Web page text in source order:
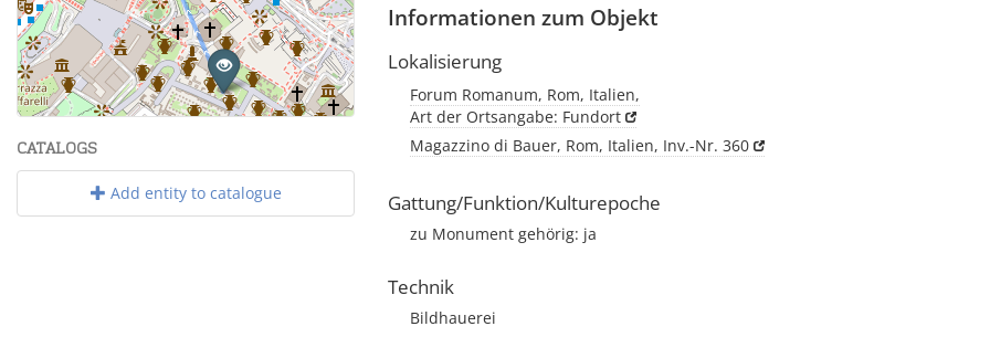
Leaflet| Maps and Data © OpenStreetMap.
CATALOGS
Add entity to catalogue
Informationen zum Objekt
Lokalisierung
Forum Romanum, Rom, Italien,
Art der Ortsangabe: Fundort
Magazzino di Bauer, Rom, Italien, Inv.-Nr. 360
Gattung/Funktion/Kulturepoche
zu Monument gehörig: ja
Technik
Bildhauerei